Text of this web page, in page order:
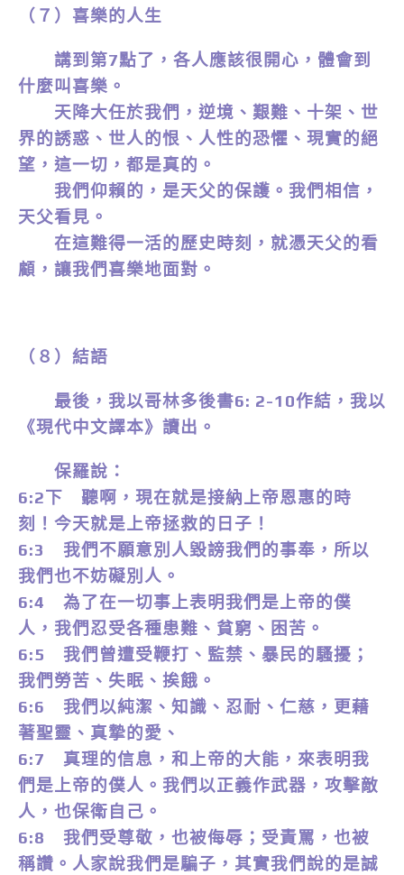
（７）喜樂的人生
講到第7點了，各人應該很開心，體會到
什麼叫喜樂。
天降大任於我們，逆境、艱難、十架、世
界的誘惑、世人的恨、人性的恐懼、現實的絕
望，這一切，都是真的。
我們仰賴的，是天父的保護。我們相信，
天父看見。
在這難得一活的歷史時刻，就憑天父的看
顧，讓我們喜樂地面對。
（８）結語
最後，我以哥林多後書6: 2-10作結，我以
《現代中文譯本》讀出。
保羅說：
6:2下 聽啊，現在就是接納上帝恩惠的時
刻！今天就是上帝拯救的日子！
6:3 我們不願意別人毀謗我們的事奉，所以
我們也不妨礙別人。
6:4 為了在一切事上表明我們是上帝的僕
人，我們忍受各種患難、貧窮、困苦。
6:5 我們曾遭受鞭打、監禁、暴民的騷擾；
我們勞苦、失眠、挨餓。
6:6 我們以純潔、知識、忍耐、仁慈，更藉
著聖靈、真摯的愛、
6:7 真理的信息，和上帝的大能，來表明我
們是上帝的僕人。我們以正義作武器，攻擊敵
人，也保衛自己。
6:8 我們受尊敬，也被侮辱；受責罵，也被
稱讚。人家說我們是騙子，其實我們說的是誠